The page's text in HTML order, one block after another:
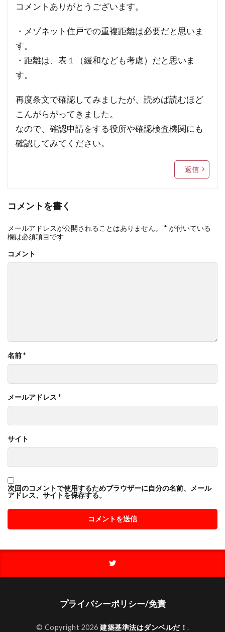
コメントありがとうございます。
・メゾネット住戸での重複距離は必要だと思いま
す。
・距離は、表１（緩和なども考慮）だと思いま
す。
再度条文で確認してみましたが、読めば読むほど
こんがらがってきました。
なので、確認申請をする役所や確認検査機関にも
確認してみてください。
返信
コメントを書く
メールアドレスが公開されることはありません。 * が付いている
欄は必須項目です
コメント
名前*
メールアドレス *
サイト
次回のコメントで使用するためブラウザーに自分の名前、メール
アドレス、サイトを保存する。
プライバシーポリシー/免責
© Copyright 2026 建築基準法はダンベルだ！ .